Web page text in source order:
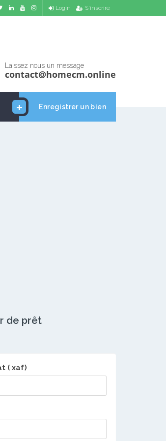
Login S'inscrire
Laissez nous un message
contact@homecm.online
Enregistrer un bien
de prêt
( xaf)